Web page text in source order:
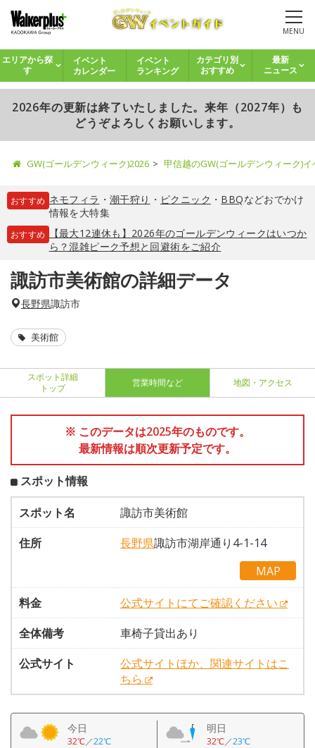
MENU
エリアから探
す
イベント
カレンダー
イベント
ランキング
カテゴリ別
おすすめ
最新
ニュース
2026年の更新は終了いたしました。来年（2027年）も
どうぞよろしくお願いします。
GW(ゴールデンウィーク)2026 甲信越のGW(ゴールデンウィーク)
おすすめ ネモフィラ ・ 潮干狩り ・ ピクニック ・ BBQなどおでかけ
情報を大特集
おすすめ
【最大12連休も】2026年のゴールデンウィークはいつか
ら？混雑ピーク予想と回避術をご紹介
諏訪市美術館の詳細データ
長野県諏訪市
美術館
スポット詳細
トップ
営業時間など 地図・アクセス
※ このデータは2025年のものです。
最新情報は順次更新予定です。
スポット情報
スポット名
諏訪市美術館
住所
長野県諏訪市湖岸通り4-1-14
MAP
料金
公式サイトにてご確認ください
全体備考
車椅子貸出あり
公式サイト
公式サイトほか、関連サイトはこ
ちら
今日
32℃／22℃
明日
32℃／23℃